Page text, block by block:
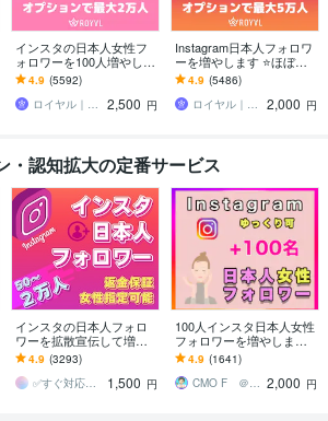
インスタの日本人女性フ
ォロワーを100人増やしま
す ⭐️12月最新版・最大2万
人・Instagram⭐️
4.9 (5592)
ロイヤル｜SNSフォロワーサポート
2,500 円
Instagram日本人フォロワ
ーを増やします ⭐️ほぼ減
少なし・+100人～最大5万
人⭐️
4.9 (5486)
ロイヤル｜SNSフォロワーサポート
2,000 円
・認知拡大の定番サービス
インスタの日本人フォロ
ワーを拡散宣伝して増や
します 女性指定可｜Insta
gram日本人フォロワー1万
5千人まで
4.9 (3293)
✅すぐ対応可✅SNSファクトリー
1,500 円
100人インスタ日本人女性
フォロワーを増やします 2
000円で+100人Instagram
日本人女性フォロワー
4.9 (1641)
CMO F ＠ココナラNo1セラー 2,000 円